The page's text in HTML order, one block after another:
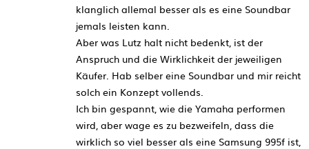
klanglich allemal besser als es eine Soundbar
jemals leisten kann.
Aber was Lutz halt nicht bedenkt, ist der
Anspruch und die Wirklichkeit der jeweiligen
Käufer. Hab selber eine Soundbar und mir reicht
solch ein Konzept vollends.
Ich bin gespannt, wie die Yamaha performen
wird, aber wage es zu bezweifeln, dass die
wirklich so viel besser als eine Samsung 995f ist,